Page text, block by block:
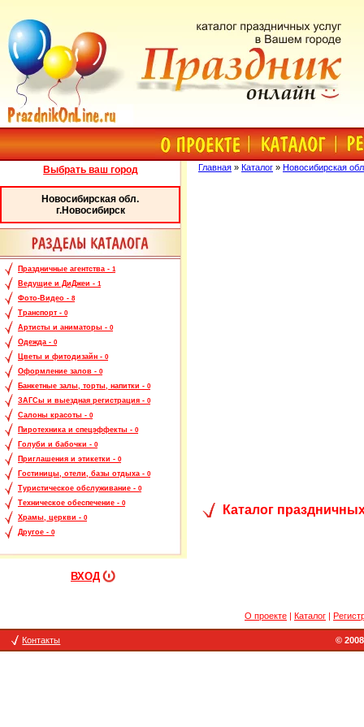
Выбрать ваш город
Новосибирская обл.
г.Новосибирск
Праздничные агентства - 1
Ведущие и ДиДжеи - 1
Фото-Видео - 8
Транспорт - 0
Артисты и аниматоры - 0
Одежда - 0
Цветы и фитодизайн - 0
Оформление залов - 0
Банкетные залы, торты, напитки - 0
ЗАГСы и выездная регистрация - 0
Салоны красоты - 0
Пиротехника и спецэффекты - 0
Голуби и бабочки - 0
Приглашения и этикетки - 0
Гостиницы, отели, базы отдыха - 0
Туристическое обслуживание - 0
Техническое обеспечение - 0
Храмы, церкви - 0
Другое - 0
ВХОД
Главная » Каталог » Новосибирская
Каталог
О проекте Каталог
Контакты ©